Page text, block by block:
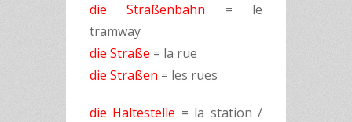
die Straßenbahn = le
tramway
die Straße = la rue
die Straßen = les rues
die Haltestelle = la station /